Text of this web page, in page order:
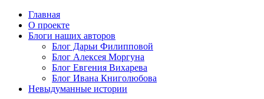
Главная
О проекте
Блоги наших авторов
Блог Дарьи Филипповой
Блог Алексея Моргуна
Блог Евгения Вихарева
Блог Ивана Книголюбова
Невыдуманные истории